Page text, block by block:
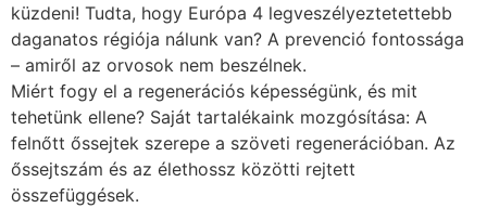
küzdeni! Tudta, hogy Európa 4 legveszélyeztetettebb
daganatos régiója nálunk van? A prevenció fontossága
– amiről az orvosok nem beszélnek.
Miért fogy el a regenerációs képességünk, és mit
tehetünk ellene? Saját tartalékaink mozgósítása: A
felnőtt őssejtek szerepe a szöveti regenerációban. Az
őssejtszám és az élethossz közötti rejtett
összefüggések.